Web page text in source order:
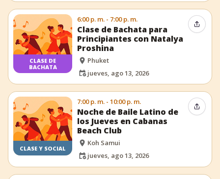
CLASE DE
BACHATA
6:00 p. m. - 7:00 p. m.
Clase de Bachata para
Principiantes con Natalya
Proshina
Phuket
jueves, ago 13, 2026
CLASE Y SOCIAL
7:00 p. m. - 10:00 p. m.
Noche de Baile Latino de
los Jueves en Cabanas
Beach Club
Koh Samui
jueves, ago 13, 2026